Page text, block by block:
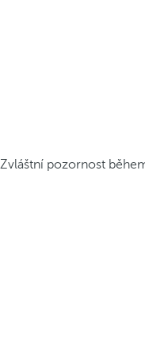
Zvláštní pozornost